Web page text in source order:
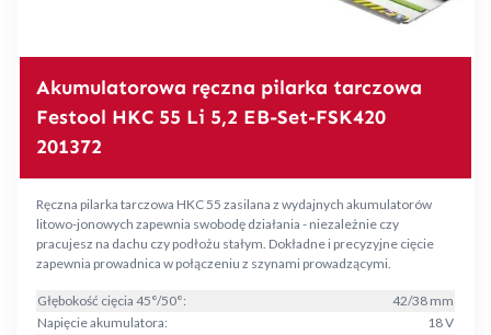
Akumulatorowa ręczna pilarka tarczowa
Festool HKC 55 Li 5,2 EB-Set-FSK420
201372
Ręczna pilarka tarczowa HKC 55 zasilana z wydajnych akumulatorów
litowo-jonowych zapewnia swobodę działania - niezależnie czy
pracujesz na dachu czy podłożu stałym. Dokładne i precyzyjne cięcie
zapewnia prowadnica w połączeniu z szynami prowadzącymi.
Głębokość cięcia 45°/50°:
42/38 mm
Napięcie akumulatora:
18 V